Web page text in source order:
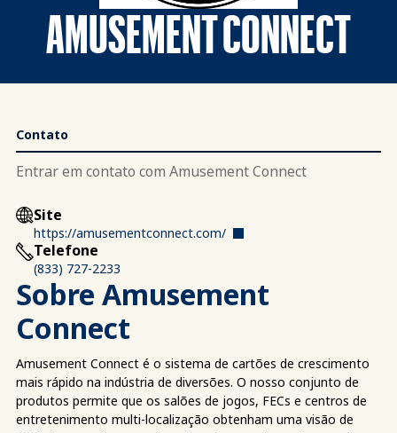
AMUSEMENT CONNECT
Contato
Entrar em contato com Amusement Connect
Site
https://amusementconnect.com/
Telefone
(833) 727-2233
Sobre Amusement
Connect
Amusement Connect é o sistema de cartões de crescimento
mais rápido na indústria de diversões. O nosso conjunto de
produtos permite que os salões de jogos, FECs e centros de
entretenimento multi-localização obtenham uma visão de